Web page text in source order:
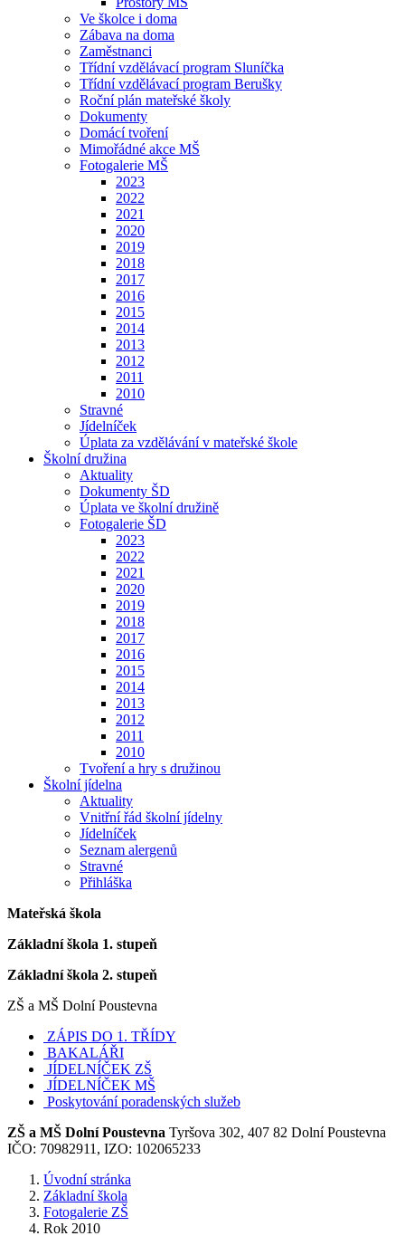
Ve školce i doma
Zábava na doma
Zaměstnanci
Třídní vzdělávací program Sluníčka
Třídní vzdělávací program Berušky
Roční plán mateřské školy
Dokumenty
Domácí tvoření
Mimořádné akce MŠ
Fotogalerie MŠ
2023
2022
2021
2020
2019
2018
2017
2016
2015
2014
2013
2012
2011
2010
Stravné
Jídelníček
Úplata za vzdělávání v mateřské škole
Školní družina
Aktuality
Dokumenty ŠD
Úplata ve školní družině
Fotogalerie ŠD
2023
2022
2021
2020
2019
2018
2017
2016
2015
2014
2013
2012
2011
2010
Tvoření a hry s družinou
Školní jídelna
Aktuality
Vnitřní řád školní jídelny
Jídelníček
Seznam alergenů
Stravné
Přihláška
Mateřská škola
Základní škola 1. stupeň
Základní škola 2. stupeň
ZŠ a MŠ Dolní Poustevna
ZÁPIS DO 1. TŘÍDY
BAKALÁŘI
JÍDELNÍČEK ZŠ
JÍDELNÍČEK MŠ
Poskytování poradenských služeb
ZŠ a MŠ Dolní Poustevna Tyršova 302, 407 82 Dolní Poustevna
IČO: 70982911, IZO: 102065233
Úvodní stránka
Základní škola
Fotogalerie ZŠ
Rok 2010